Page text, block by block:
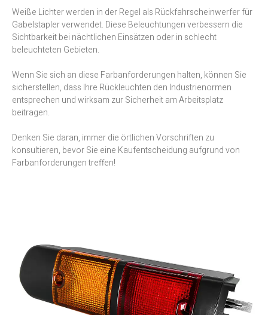
Weiße Lichter werden in der Regel als Rückfahrscheinwerfer für
Gabelstapler verwendet. Diese Beleuchtungen verbessern die
Sichtbarkeit bei nächtlichen Einsätzen oder in schlecht
beleuchteten Gebieten.
Wenn Sie sich an diese Farbanforderungen halten, können Sie
sicherstellen, dass Ihre Rückleuchten den Industrienormen
entsprechen und wirksam zur Sicherheit am Arbeitsplatz
beitragen.
Denken Sie daran, immer die örtlichen Vorschriften zu
konsultieren, bevor Sie eine Kaufentscheidung aufgrund von
Farbanforderungen treffen!